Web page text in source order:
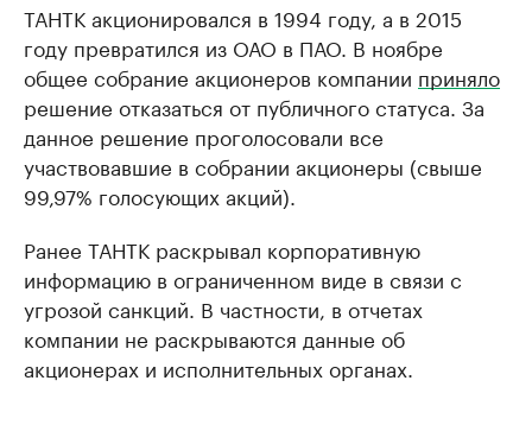
ТАНТК акционировался в 1994 году, а в 2015
году превратился из ОАО в ПАО. В ноябре
общее собрание акционеров компании приняло
решение отказаться от публичного статуса. За
данное решение проголосовали все
участвовавшие в собрании акционеры (свыше
99,97% голосующих акций).
Ранее ТАНТК раскрывал корпоративную
информацию в ограниченном виде в связи с
угрозой санкций. В частности, в отчетах
компании не раскрываются данные об
акционерах и исполнительных органах.